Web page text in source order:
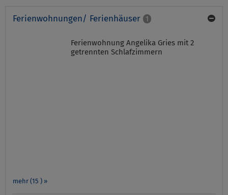
Ferienwohnungen/ Ferienhäuser 1
mehr (15 ) »
Ferienwohnung Angelika Gries mit 2
getrennten Schlafzimmern